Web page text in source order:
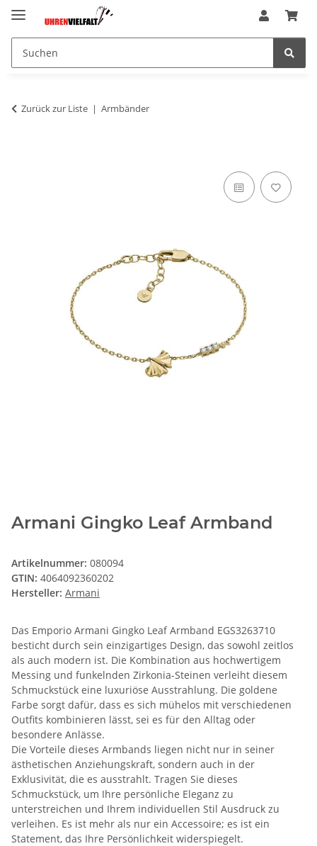
Zurück zur Liste Armbänder
Armani Gingko Leaf Armband
Artikelnummer: 080094
GTIN: 4064092360202
Hersteller: Armani
Das Emporio Armani Gingko Leaf Armband EGS3263710
besticht durch sein einzigartiges Design, das sowohl zeitlos
als auch modern ist. Die Kombination aus hochwertigem
Messing und funkelnden Zirkonia-Steinen verleiht diesem
Schmuckstück eine luxuriöse Ausstrahlung. Die goldene
Farbe sorgt dafür, dass es sich mühelos mit verschiedenen
Outfits kombinieren lässt, sei es für den Alltag oder
besondere Anlässe.
Die Vorteile dieses Armbands liegen nicht nur in seiner
ästhetischen Anziehungskraft, sondern auch in der
Exklusivität, die es ausstrahlt. Tragen Sie dieses
Schmuckstück, um Ihre persönliche Eleganz zu
unterstreichen und Ihrem individuellen Stil Ausdruck zu
verleihen. Es ist mehr als nur ein Accessoire; es ist ein
Statement, das Ihre Persönlichkeit widerspiegelt.